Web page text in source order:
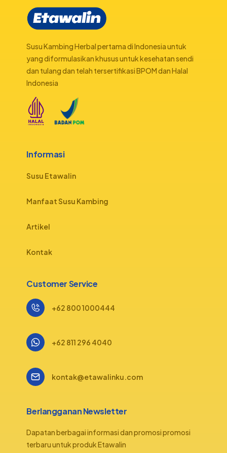
Susu Kambing Herbal pertama di Indonesia untuk
yang diformulasikan khusus untuk kesehatan sendi
dan tulang dan telah tersertifikasi BPOM dan Halal
Indonesia
Informasi
Susu Etawalin
Manfaat Susu Kambing
Artikel
Kontak
Customer Service
+62 800 1000444
+62 811 296 4040
kontak@etawalinku.com
Berlangganan Newsletter
Dapatan berbagai informasi dan promosi promosi
terbaru untuk produk Etawalin